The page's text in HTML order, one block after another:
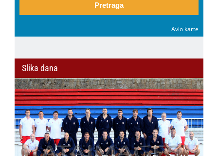
Pretraga
Avio karte
Slika dana